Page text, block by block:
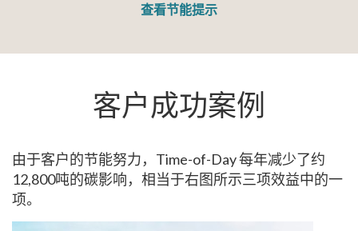
查看节能提示
客户成功案例
由于客户的节能努力，Time-of-Day 每年减少了约
12,800吨的碳影响，相当于右图所示三项效益中的一
项。